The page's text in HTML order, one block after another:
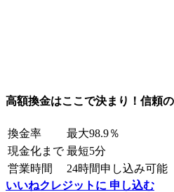
高額換金はここで決まり！信頼
換金率
最大98.9％
現金化まで 最短5分
営業時間
24時間申し込み可能
いいねクレジットに 申し込む